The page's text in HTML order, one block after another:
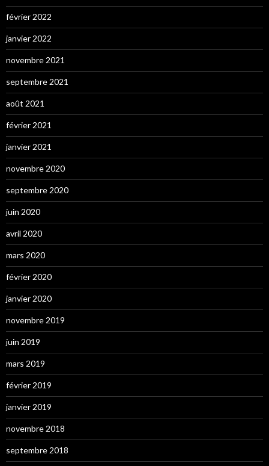
février 2022
janvier 2022
novembre 2021
septembre 2021
août 2021
février 2021
janvier 2021
novembre 2020
septembre 2020
juin 2020
avril 2020
mars 2020
février 2020
janvier 2020
novembre 2019
juin 2019
mars 2019
février 2019
janvier 2019
novembre 2018
septembre 2018